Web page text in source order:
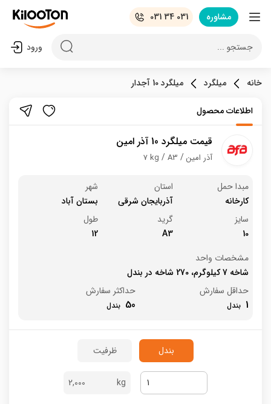
مشاوره 031 34 031
جستجو ... ورود
خانه میلگرد میلگرد 10 آجدار
اطلاعات محصول
قیمت میلگرد 10 آذر امین
7 kg A3 آذر امین
مبدا حمل
کارخانه
استان
آذربایجان شرقی
شهر
بستان آباد
سایز
10
گرید
A3
طول
12
مشخصات واحد
شاخه 7 کیلوگرم، 270 شاخه در بندل
حداقل سفارش
1
حداکثر سفارش
50
بندل ظرفیت
2,000